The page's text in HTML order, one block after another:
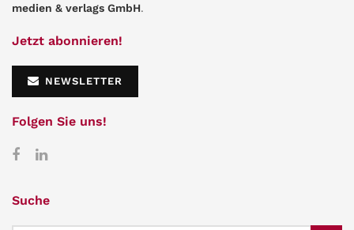
medien & verlags GmbH.
Jetzt abonnieren!
NEWSLETTER
Folgen Sie uns!
Suche